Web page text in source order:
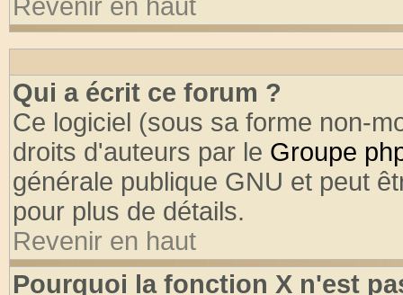
Revenir en haut
Qui a écrit ce forum ?
Ce logiciel (sous sa forme non-
droits d'auteurs par le Groupe
générale publique GNU et peut
pour plus de détails.
Revenir en haut
Pourquoi la fonction X n'est